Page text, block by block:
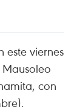
este viernes
con